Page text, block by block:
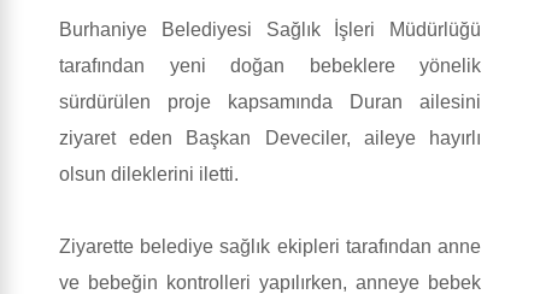
Burhaniye Belediyesi Sağlık İşleri Müdürlüğü
tarafından yeni doğan bebeklere yönelik
sürdürülen proje kapsamında Duran ailesini
ziyaret eden Başkan Deveciler, aileye hayırlı
olsun dileklerini iletti.
Ziyarette belediye sağlık ekipleri tarafından anne
ve bebeğin kontrolleri yapılırken, anneye bebek